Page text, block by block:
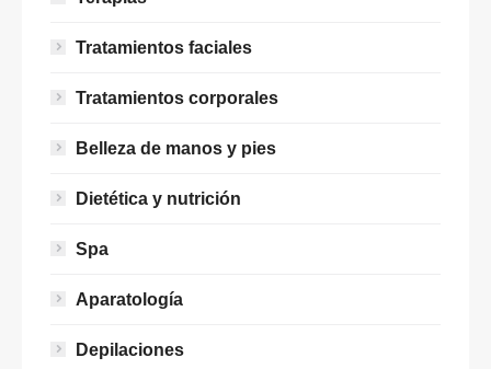
Tratamientos faciales
Tratamientos corporales
Belleza de manos y pies
Dietética y nutrición
Spa
Aparatología
Depilaciones